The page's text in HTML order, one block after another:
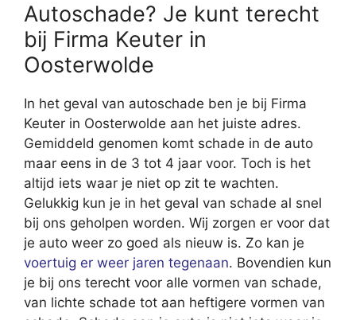
Autoschade? Je kunt terecht
bij Firma Keuter in
Oosterwolde
In het geval van autoschade ben je bij Firma
Keuter in Oosterwolde aan het juiste adres.
Gemiddeld genomen komt schade in de auto
maar eens in de 3 tot 4 jaar voor. Toch is het
altijd iets waar je niet op zit te wachten.
Gelukkig kun je in het geval van schade al snel
bij ons geholpen worden. Wij zorgen er voor dat
je auto weer zo goed als nieuw is. Zo kan je
voertuig er weer jaren tegenaan. Bovendien kun
je bij ons terecht voor alle vormen van schade,
van lichte schade tot aan heftigere vormen van